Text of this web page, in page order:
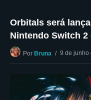
Orbitals será
Nintendo Switch 2
Por Bruna 9 de junho